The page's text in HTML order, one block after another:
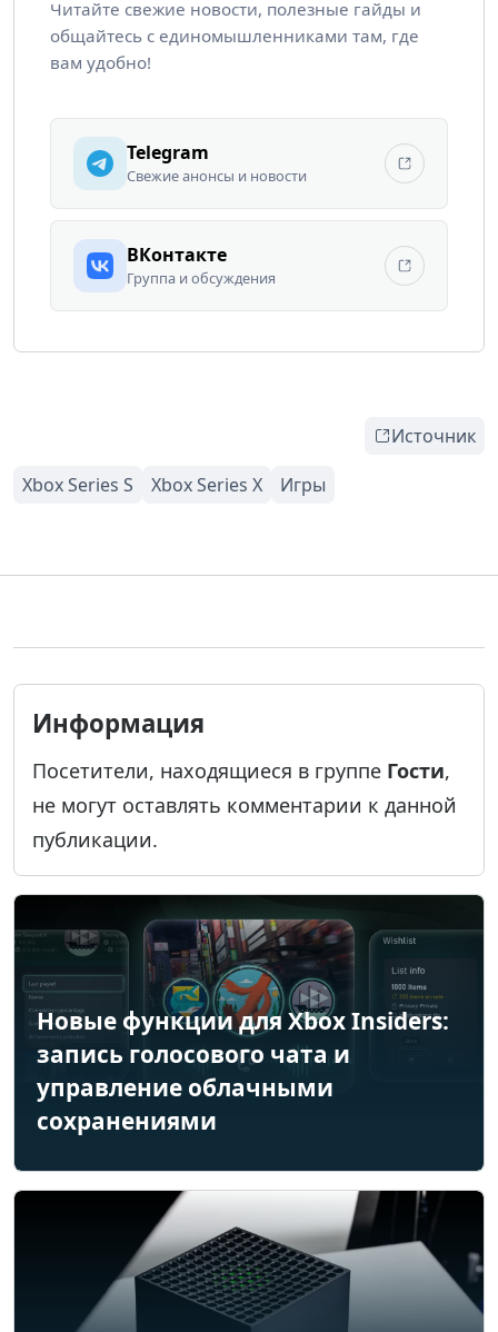
Читайте свежие новости, полезные гайды и
общайтесь с единомышленниками там, где
вам удобно!
Telegram
Свежие анонсы и новости
ВКонтакте
Группа и обсуждения
Источник
Информация
Посетители, находящиеся в группе Гости,
не могут оставлять комментарии к данной
публикации.
Новые функции для Xbox Insiders:
запись голосового чата и
управление облачными
сохранениями